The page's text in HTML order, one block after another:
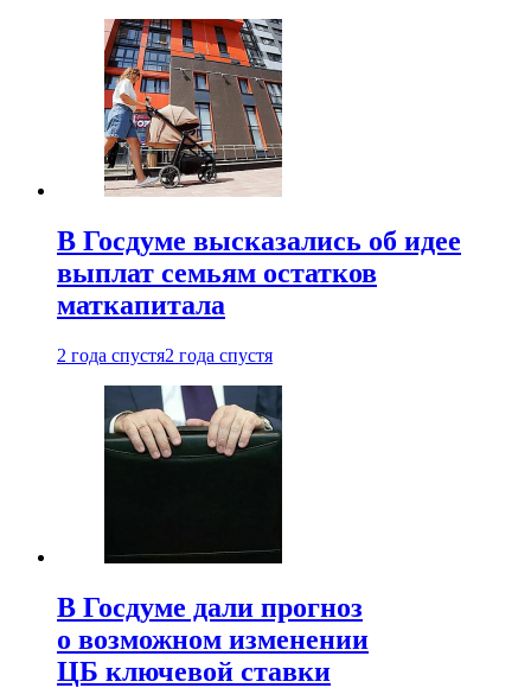
В Госдуме высказались об идее
выплат семьям остатков
маткапитала
2 года спустя2 года спустя
В Госдуме дали прогноз
о возможном изменении
ЦБ ключевой ставки